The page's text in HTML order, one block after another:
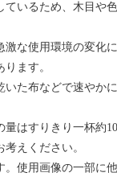
ているため、木目や
激な使用環境の変化
ます。
いた布などで速やか
量はすりきり一杯約
えください。
。使用画像の一部に